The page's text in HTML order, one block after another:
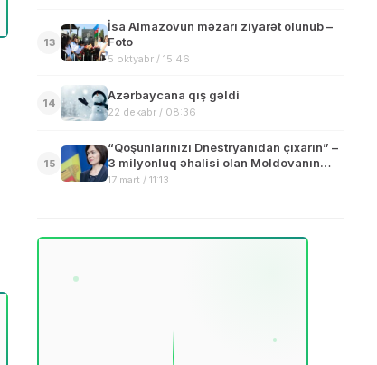
13
İsa Almazovun məzarı ziyarət olunub –
Foto
5 oktyabr / 15:46
14
Azərbaycana qış gəldi
22 dekabr / 08:36
15
“Qoşunlarınızı Dnestryanıdan çıxarın” –
3 milyonluq əhalisi olan Moldovanın
seçilmiş prezidenti Rusiyaya
17 mart / 11:13